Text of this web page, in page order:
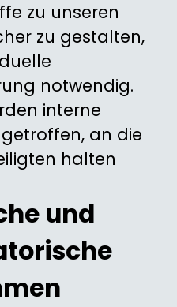
zu unseren
zu gestalten,
notwendig.
interne
an die
halten
und